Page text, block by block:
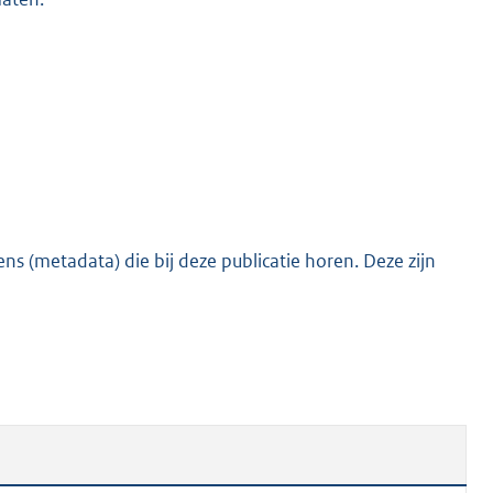
(metadata) die bij deze publicatie horen. Deze zijn